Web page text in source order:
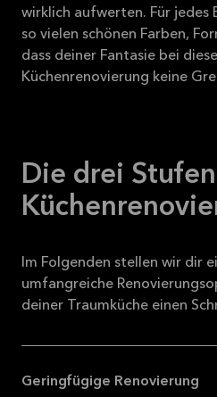
wirklich aufwerten. Für jedes
so vielen schönen Farben,
dass deiner Fantasie bei
Küchenrenovierung keine
Die drei
Im Folgenden stellen wir dir
umfangreiche
deiner Traumküche einen
Geringfügige Renovierung